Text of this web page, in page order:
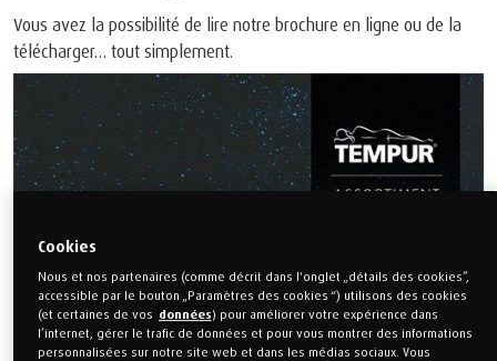
Vous avez la possibilité de lire notre brochure en ligne ou de la
télécharger… tout simplement.
Cookies
Nous et nos partenaires (comme décrit dans l'onglet „détails des cookies”,
accessible par le bouton „Paramètres des cookies “) utilisons des cookies
(et certaines de vos données) pour améliorer votre expérience dans
l’internet, gérer le trafic de données et pour vous montrer des informations
personnalisées sur notre site web et dans les médias sociaux. Vous